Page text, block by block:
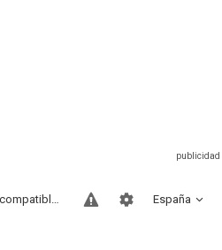
España
Sitios compatibles